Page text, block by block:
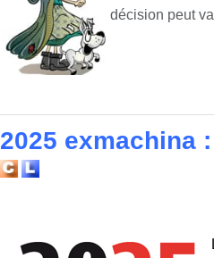
décision peut
2025 exmachina